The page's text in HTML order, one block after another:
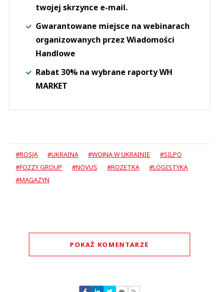
twojej skrzynce e-mail.
Gwarantowane miejsce na webinarach
organizowanych przez Wiadomości
Handlowe
Rabat 30% na wybrane raporty WH
MARKET
#ROSJA #UKRAINA #WOJNA W UKRAINIE
#SILPO
#FOZZY GROUP
#NOVUS #ROZETKA
#LOGISTYKA
#MAGAZYN
POKAŻ KOMENTARZE